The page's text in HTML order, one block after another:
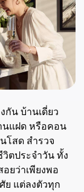
กัน บ้านเดี่ยว
นแฝด หรือคอน
โสด สำรวจ
ตประจำวัน ทั้ง
ยว่าเพียงพอ
ย แต่ลงตัวทุก